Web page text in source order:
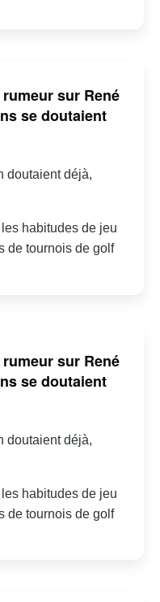
sur René
se doutaient
doutaient déjà,
habitudes de jeu
de tournois de golf
sur René
se doutaient
doutaient déjà,
habitudes de jeu
de tournois de golf